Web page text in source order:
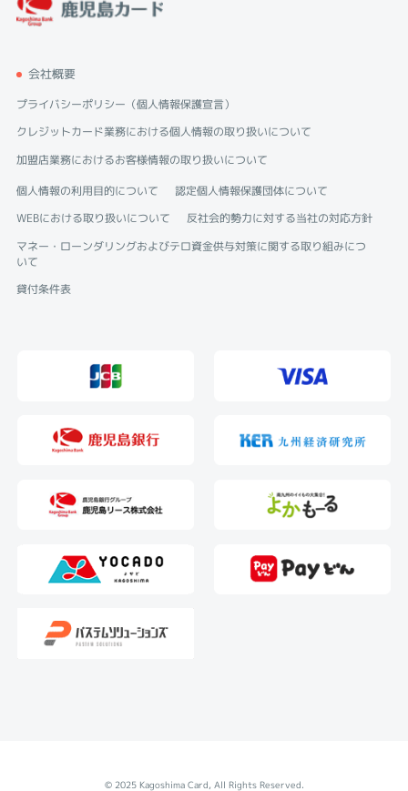
会社概要
プライバシーポリシー（個人情報保護宣言）
クレジットカード業務における個人情報の取り扱いについて
加盟店業務におけるお客様情報の取り扱いについて
個人情報の利用目的について
認定個人情報保護団体について
WEBにおける取り扱いについて
反社会的勢力に対する当社の対応方針
マネー・ローンダリングおよびテロ資金供与対策に関する取り組みにつ
いて
貸付条件表
© 2025 Kagoshima Card, All Rights Reserved.